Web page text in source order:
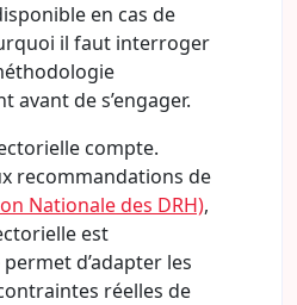
en cas de
il faut interroger
avant de s’engager.
compte.
recommandations de
Nationale des DRH),
est
d’adapter les
réelles de